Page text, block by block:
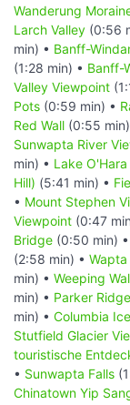
Wanderung
Larch Valley (0:56
min) • Banff-
(1:28 min) • Banff-
Valley Viewpoint
Pots (0:59 min) •
Red Wall (0:55
Sunwapta River
min) • Lake O'Hara
Hill) (5:41 min) •
• Mount Stephen
Viewpoint (0:47
Bridge (0:50 min) •
(2:58 min) • Wapta
min) • Weeping
min) • Parker
min) • Columbia
Stutfield Glacier
touristische
• Sunwapta Falls
Chinatown Yip